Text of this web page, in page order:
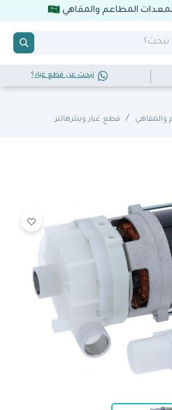
المطاعم والمقاهي
تبحث عن قطع غيار؟
والمقاهي قطع غيار وينترهالتر